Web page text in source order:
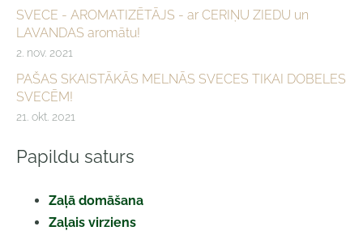
SVECE - AROMATIZĒTĀJS - ar CERIŅU ZIEDU un
LAVANDAS aromātu!
2. nov. 2021
PAŠAS SKAISTĀKĀS MELNĀS SVECES TIKAI DOBELES
SVECĒM!
21. okt. 2021
Papildu saturs
Zaļā domāšana
Zaļais virziens